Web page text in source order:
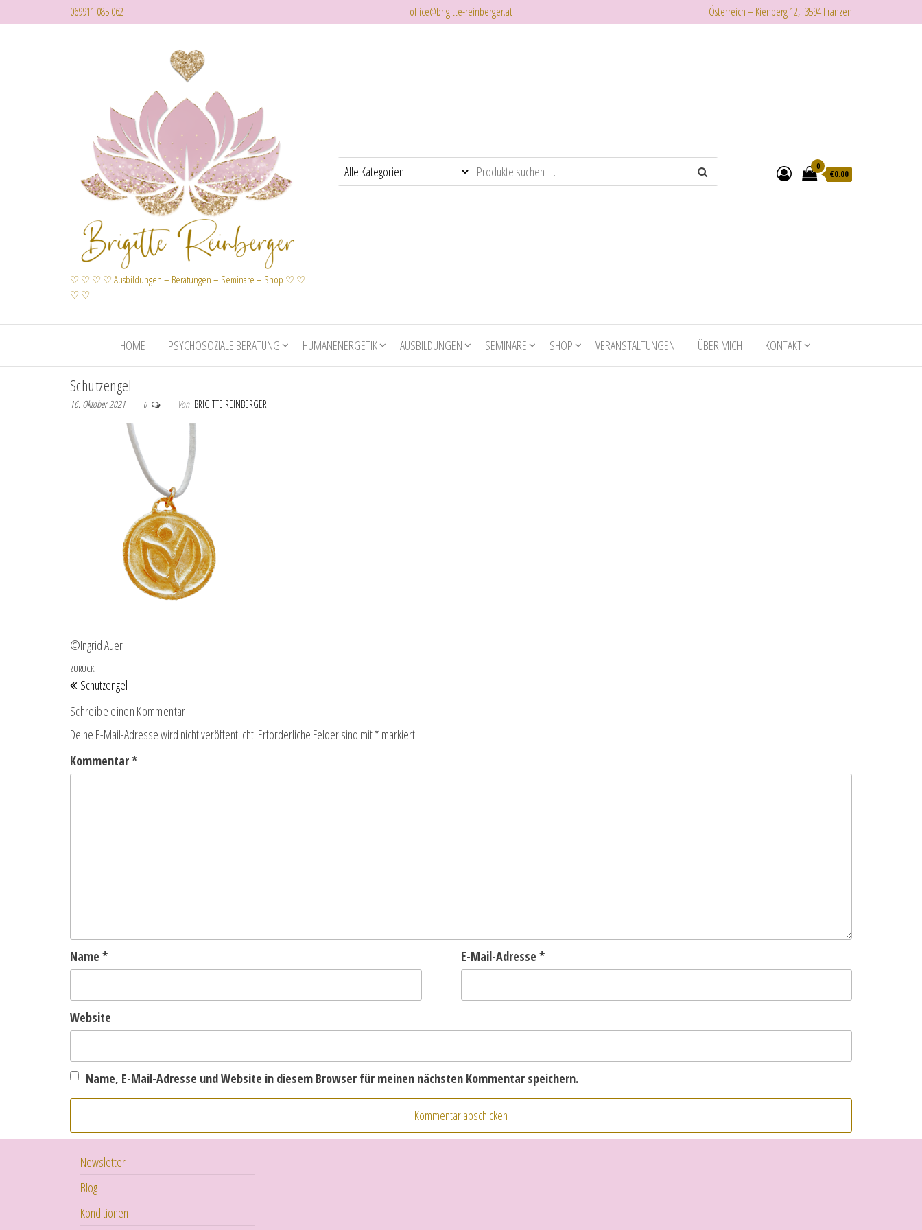
069911 085 062 office@brigitte-reinberger.at Österreich – Kienberg 12, 3594 Franzen
♡ ♡ ♡ ♡ Ausbildungen – Beratungen – Seminare – Shop ♡ ♡
♡ ♡
0
€0.00
HOME PSYCHOSOZIALE BERATUNG HUMANENERGETIK AUSBILDUNGEN SEMINARE SHOP VERANSTALTUNGEN ÜBER MICH KONTAKT
Schutzengel
16. Oktober 2021 0 Von BRIGITTE REINBERGER
©Ingrid Auer
Beitragsnavigation
Vorheriger Beitrag
ZURÜCK
Schutzengel
Schreibe einen Kommentar
Deine E-Mail-Adresse wird nicht veröffentlicht. Erforderliche Felder sind mit* markiert
Kommentar*
Name * E-Mail-Adresse *
Website
Name, E-Mail-Adresse und Website in diesem Browser für meinen nächsten Kommentar speichern.
Newsletter
Blog
Konditionen